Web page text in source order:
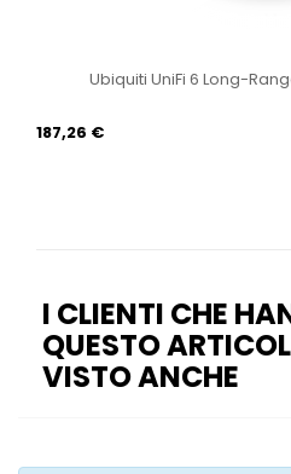
Ubiquiti UniFi 6 Long-
187,26 €
I CLIENTI CHE
QUESTO
VISTO ANCHE